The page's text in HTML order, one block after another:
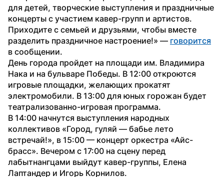
для детей, творческие выступления и праздничные
концерты с участием кавер-групп и артистов.
Приходите с семьей и друзьями, чтобы вместе
разделить праздничное настроение!» — говорится
в сообщении.
День города пройдет на площади им. Владимира
Нака и на бульваре Победы. В 12:00 откроются
игровые площадки, желающих прокатят
электромобили. В 13:00 для юных горожан будет
театрализованно-игровая программа.
В 14:00 начнутся выступления народных
коллективов «Город, гуляй — бабье лето
встречай!», в 15:00 — концерт оркестра «Айс-
брасс». Вечером с 17:00 на сцену перед
лабытнангцами выйдут кавер-группы, Елена
Лаптандер и Игорь Корнилов.